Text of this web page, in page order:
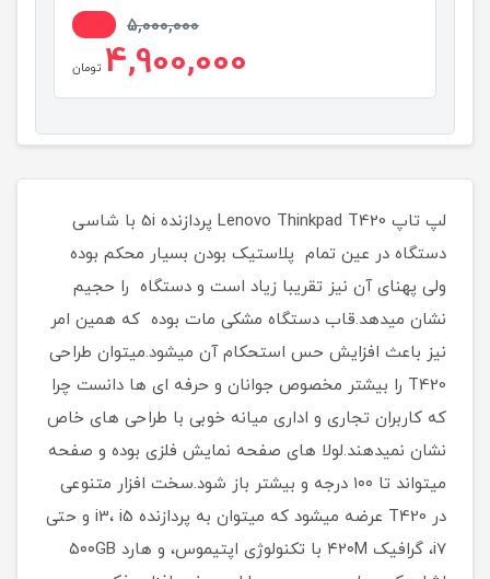
5,000,000
4,900,000 تومان
لپ تاپ Lenovo Thinkpad T420 پردازنده 5i با شاسی
دستگاه در عین تمام پلاستیک بودن بسیار محکم بوده
ولی پهنای آن نیز تقریبا زیاد است و دستگاه را حجیم
نشان میدهد.قاب دستگاه مشکی مات بوده که همین امر
نیز باعث افزایش حس استحکام آن میشود.میتوان طراحی
T420 را بیشتر مخصوص جوانان و حرفه ای ها دانست چرا
که کاربران تجاری و اداری میانه خوبی با طراحی های خاص
نشان نمیدهند.لولا های صفحه نمایش فلزی بوده و صفحه
میتواند تا ۱۰۰ درجه و بیشتر باز شود.سخت افزار متنوعی
در T420 عرضه میشود که میتوان به پردازنده i3، i5 و حتی
i7، گرافیک ۴۲۰M با تکنولوژی اپتیموس، و هارد ۵۰۰GB